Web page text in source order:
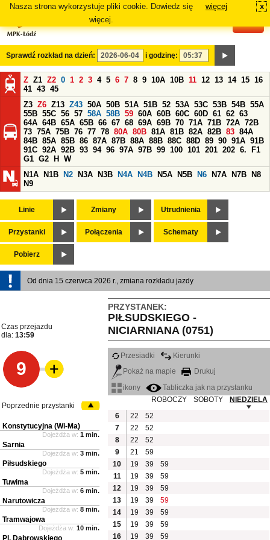
Nasza strona wykorzystuje pliki cookie. Dowiedz się
więcej.
więcej x
Sprawdź rozkład na dzień: i godzinę:
Z Z1 Z2 0 1 2 3 4 5 6 7 8 9 10A 10B 11 12 13 14 15 16
41 43 45
Z3 Z6 Z13 Z43 50A 50B 51A 51B 52 53A 53C 53B 54B 55A
55B 55C 56 57 58A 58B 59 60A 60B 60C 60D 61 62 63
64A 64B 65A 65B 66 67 68 69A 69B 70 71A 71B 72A 72B
73 75A 75B 76 77 78 80A 80B 81A 81B 82A 82B 83 84A
84B 85A 85B 86 87A 87B 88A 88B 88C 88D 89 90 91A 91B
91C 92A 92B 93 94 96 97A 97B 99 100 101 201 202 6.
F1
G1 G2 H
W
N1A
N1B N2 N3A N3B N4A N4B N5A N5B N6 N7A N7B
N8
N9
Linie Zmiany Utrudnienia
Przystanki Połączenia Schematy
Pobierz
Od dnia 15 czerwca 2026 r., zmiana rozkładu jazdy
PRZYSTANEK:
PIŁSUDSKIEGO -
NICIARNIANA (0751)
Czas przejazdu
dla: 13:59
9
Przesiadki
Kierunki
Pokaż na mapie
Drukuj
ikony
Tabliczka jak na przystanku
ROBOCZY
SOBOTY
NIEDZIELA
6
22
52
7
22
52
8
22
52
9
21
59
10
19 39
59
11
19 39
59
12
19 39
59
13
19 39
59
14
19 39
59
15
19 39
59
16
19 39 59
Poprzednie przystanki
Konstytucyjna (Wi-Ma)
Dojeżdża w: 1 min.
Sarnia
Dojeżdża w: 3 min.
Piłsudskiego
Dojeżdża w: 5 min.
Tuwima
Dojeżdża w: 6 min.
Narutowicza
Dojeżdża w: 8 min.
Tramwajowa
Dojeżdża w: 10 min.
Pl. Dąbrowskiego